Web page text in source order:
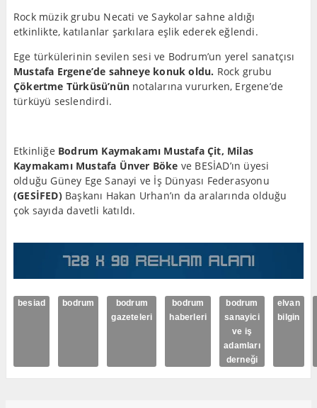
Rock müzik grubu Necati ve Saykolar sahne aldığı
etkinlikte, katılanlar şarkılara eşlik ederek eğlendi.
Ege türkülerinin sevilen sesi ve Bodrum’un yerel sanatçısı
Mustafa Ergene’de sahneye konuk oldu. Rock grubu
Çökertme Türküsü’nün notalarına vururken, Ergene’de
türküyü seslendirdi.
Etkinliğe Bodrum Kaymakamı Mustafa Çit, Milas
Kaymakamı Mustafa Ünver Böke ve BESİAD’ın üyesi
olduğu Güney Ege Sanayi ve İş Dünyası Federasyonu
(GESİFED)Başkanı Hakan Urhan’ın da aralarında olduğu
çok sayıda davetli katıldı.
besiad bodrum
bodrum
gazeteleri
bodrum
haberleri
bodrum
sanayici
ve iş
adamları
derneği
elvan
bilgin